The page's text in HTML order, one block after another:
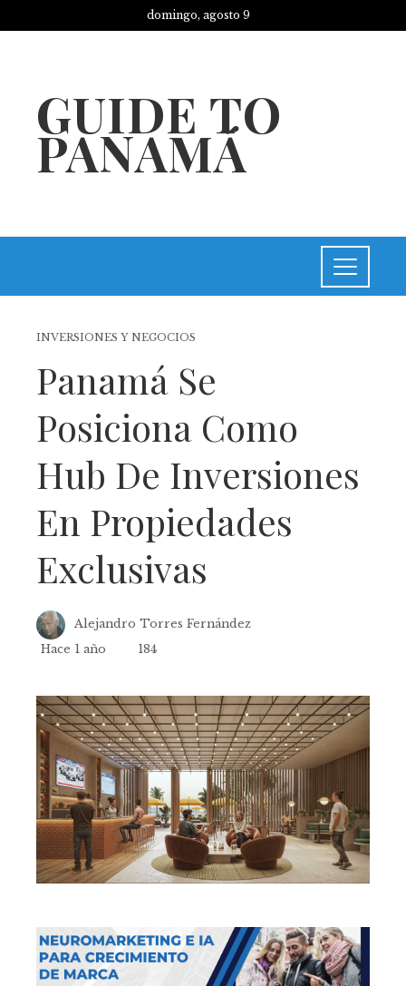
domingo, agosto 9
GUIDE TO
PANAMÁ
INVERSIONES Y NEGOCIOS
Panamá Se
Posiciona Como
Hub De Inversiones
En Propiedades
Exclusivas
Alejandro Torres Fernández
Hace 1 año
184